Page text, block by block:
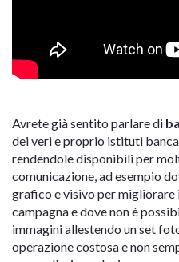
Avrete già sentito parlare di
dei veri e proprio istituti
rendendole disponibili per
comunicazione, ad esempio
grafico e visivo per
campagna e dove non è
immagini allestendo un set
operazione costosa e non